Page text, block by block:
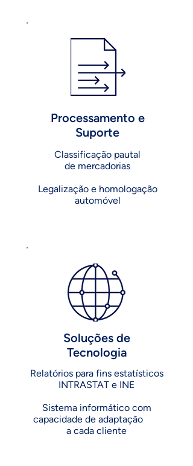
Processamento e
Suporte
Classificação pautal
de mercadorias
Legalização e homologação
automóvel
Soluções de
Tecnologia
Relatórios para fins estatísticos
INTRASTAT e INE
Sistema informático com
capacidade de adaptação
a cada cliente